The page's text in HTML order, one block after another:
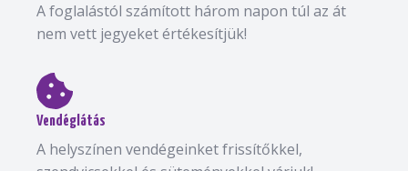
A foglalástól számított három napon túl az át
nem vett jegyeket értékesítjük!
Vendéglátás
A helyszínen vendégeinket frissítőkkel,